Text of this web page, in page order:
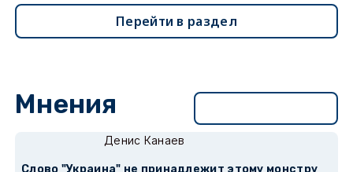
Перейти в раздел
Мнения
Денис Канаев
Слово "Украина" не принадлежит этому монстру